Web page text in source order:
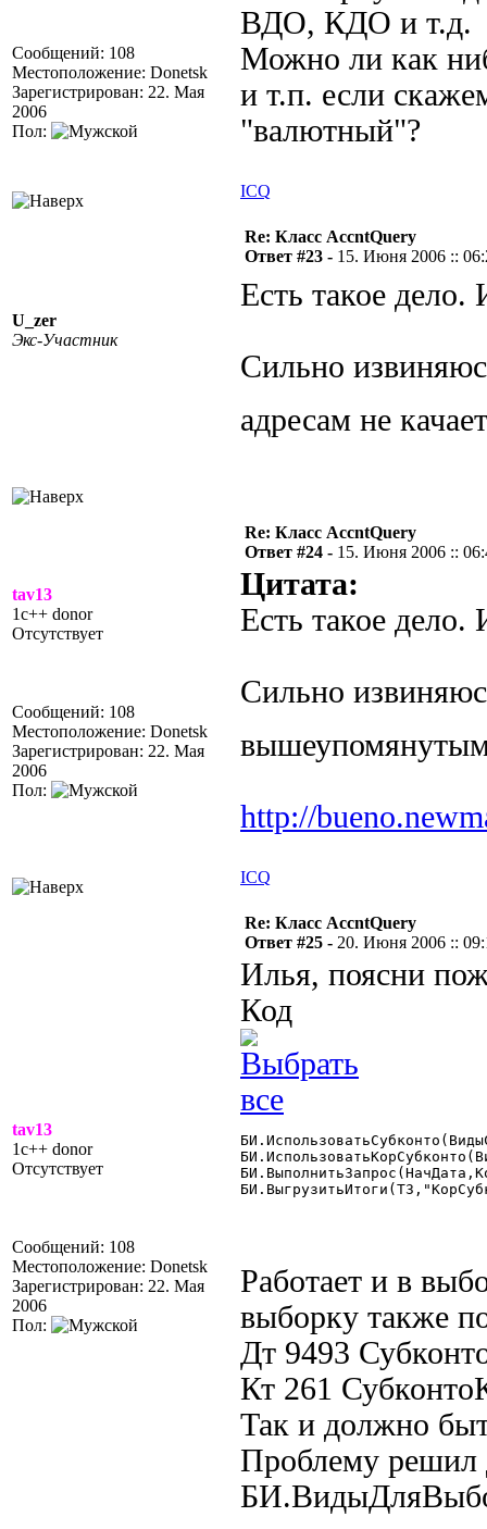
Сообщений: 108
Местоположение: Donetsk
Зарегистрирован: 22. Мая
2006
Пол:
ВДО, КДО и т.д.
Можно ли как
и т.п. если
"валютный"?
ICQ
U_zer
Экс-Участник
Re: Класс AccntQuery
Ответ #23 - 15. Июня 2006 ::
Есть такое
Сильно
адресам не
tav13
1c++ donor
Отсутствует
Сообщений: 108
Местоположение: Donetsk
Зарегистрирован: 22. Мая
2006
Пол:
Re: Класс AccntQuery
Ответ #24 - 15. Июня 2006 ::
Цитата:
Есть такое дело.
Сильно
http://
ICQ
tav13
1c++ donor
Отсутствует
Сообщений: 108
Местоположение: Donetsk
Зарегистрирован: 22. Мая
2006
Пол:
Re: Класс AccntQuery
Ответ #25 - 20. Июня 2006 ::
Илья, поясни
Код
Работает и в
выборку также
Дт 9493
Кт 261
Так и должно
Проблему решил